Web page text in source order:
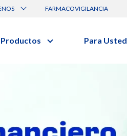
FARMACOVIGILANCIA
Productos Para Usted